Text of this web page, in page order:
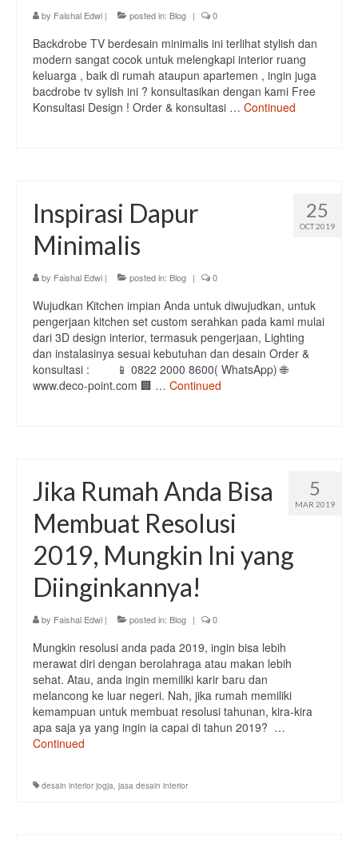
by Faishal Edwi | posted in: Blog | 0
Backdrobe TV berdesain minimalis ini terlihat stylish dan
modern sangat cocok untuk melengkapi interior ruang
keluarga , baik di rumah ataupun apartemen , ingin juga
bacdrobe tv sylish ini ? konsultasikan dengan kami Free
Konsultasi Design ! Order & konsultasi … Continued
25
OCT 2019
Inspirasi Dapur
Minimalis
by Faishal Edwi | posted in: Blog | 0
Wujudkan Kitchen impian Anda untuk diwujudkan, untuk
pengerjaan kitchen set custom serahkan pada kami mulai
dari 3D design interior, termasuk pengerjaan, Lighting
dan instalasinya sesuai kebutuhan dan desain Order &
konsultasi :⠀⠀⠀ 📱 0822 2000 8600( WhatsApp) 🌐
www.deco-point.com 🏢 … Continued
5
MAR 2019
Jika Rumah Anda Bisa
Membuat Resolusi
2019, Mungkin Ini yang
Diinginkannya!
by Faishal Edwi | posted in: Blog | 0
Mungkin resolusi anda pada 2019, ingin bisa lebih
merawat diri dengan berolahraga atau makan lebih
sehat. Atau, anda ingin memiliki karir baru dan
melancong ke luar negeri. Nah, jika rumah memiliki
kemampuan untuk membuat resolusi tahunan, kira-kira
apa saja ya yang ingin ia capai di tahun 2019? …
Continued
desain interior jogja, jasa desain interior